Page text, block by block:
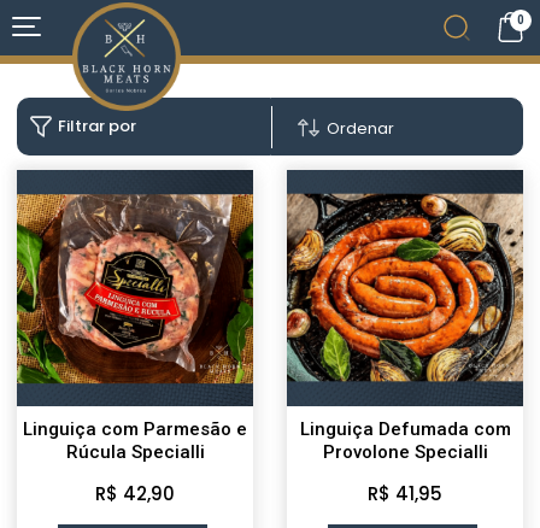
0
Filtrar por Ordenar
Linguiça com Parmesão e
Rúcula Specialli
R$ 42,90
Linguiça Defumada com
Provolone Specialli
R$ 41,95